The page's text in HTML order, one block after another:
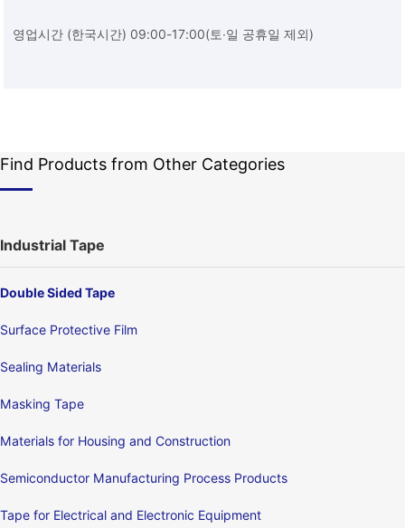
영업시간 (한국시간) 09:00-17:00(토∙일 공휴일 제외)
Find Products from Other Categories
Industrial Tape
Double Sided Tape
Surface Protective Film
Sealing Materials
Masking Tape
Materials for Housing and Construction
Semiconductor Manufacturing Process Products
Tape for Electrical and Electronic Equipment